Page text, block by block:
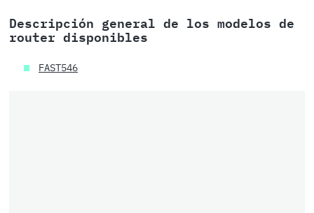
Descripción general de los modelos de
router disponibles
FAST546